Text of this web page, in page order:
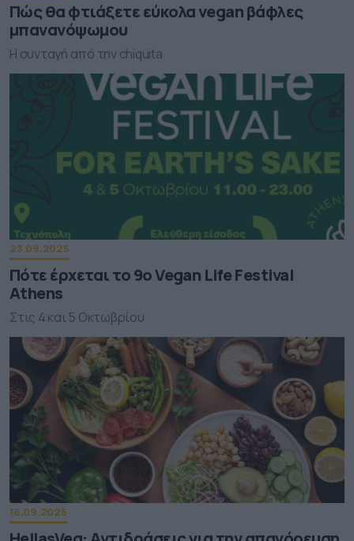
Πώς θα φτιάξετε εύκολα vegan βάφλες
μπανανόψωμου
Η συνταγή από την chiquita
23.09.2025
Πότε έρχεται το 9ο Vegan Life Festival
Athens
Στις 4 και 5 Οκτωβρίου
16.09.2025